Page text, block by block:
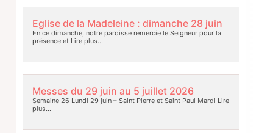
Eglise de la Madeleine : dimanche 28 juin
En ce dimanche, notre paroisse remercie le Seigneur pour la
présence etLire plus…
Messes du 29 juin au 5 juillet 2026
Semaine 26 Lundi 29 juin – Saint Pierre et Saint Paul Mardi Lire
plus…